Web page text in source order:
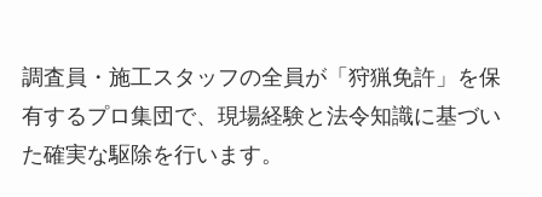
調査員・施工スタッフの全員が「狩猟免許」を保
有するプロ集団で、現場経験と法令知識に基づい
た確実な駆除を行います。